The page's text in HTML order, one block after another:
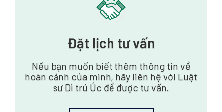
Đặt lịch tư vấn
Nếu bạn muốn biết thêm thông tin về
hoàn cảnh của mình, hãy liên hệ với Luật
sư Di trú Úc để được tư vấn.